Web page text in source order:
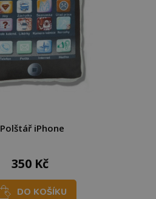
Polštář iPhone
350 Kč
DO KOŠÍKU